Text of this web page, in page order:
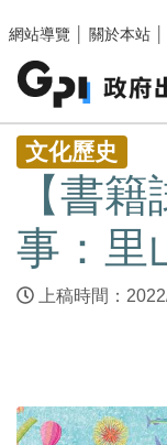
網站導覽
關於本站
:::
文化歷史
【書
事：里
上稿時間：